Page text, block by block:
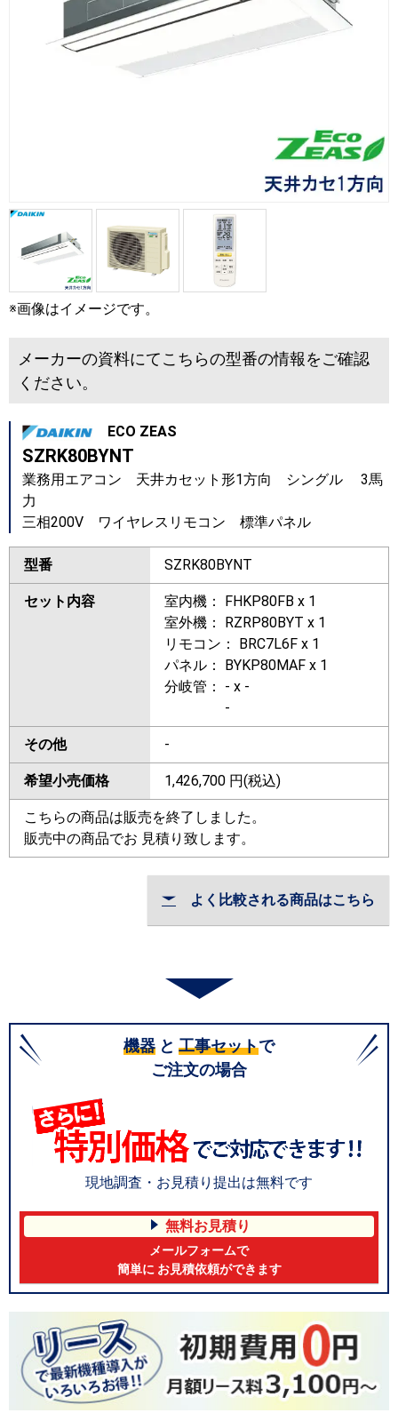
※画像はイメージです。
メーカーの資料にてこちらの型番の情報をご確認
ください。
ECO ZEAS
SZRK80BYNT
業務用エアコン 天井カセット形1方向 シングル 3馬
力
三相200V ワイヤレスリモコン 標準パネル
型番 SZRK80BYNT
セット内容
室内機： FHKP80FB x 1
室外機： RZRP80BYT x 1
リモコン： BRC7L6F x 1
パネル： BYKP80MAF x 1
分岐管： - x -
-
その他 -
希望小売価格 1,426,700 円(税込)
こちらの商品は販売を終了しました。
販売中の商品でお 見積り致します。
よく比較される商品はこちら
機器 と 工事セットで
ご注文の場合
現地調査・お見積り提出は無料です
無料お見積り
メールフォームで
簡単に お見積依頼ができます